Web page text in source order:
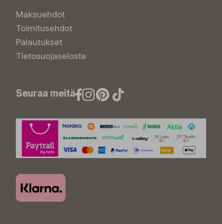
Maksuehdot
Toimitusehdot
Palautukset
Tietosuojaseloste
Seuraa meitä